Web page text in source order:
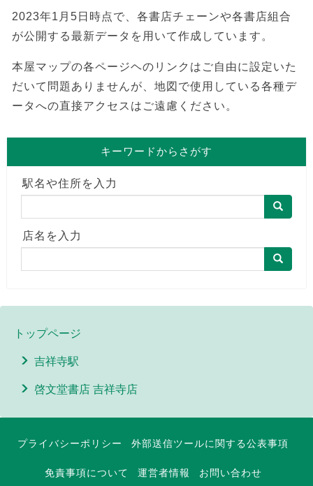
2023年1月5日時点で、各書店チェーンや各書店組合
が公開する最新データを用いて作成しています。
本屋マップの各ページヘのリンクはご自由に設定いた
だいて問題ありませんが、地図で使用している各種デ
ータへの直接アクセスはご遠慮ください。
キーワードからさがす
駅名や住所を入力
店名を入力
トップページ
吉祥寺駅
啓文堂書店 吉祥寺店
プライバシーポリシー 外部送信ツールに関する公表事項
免責事項について 運営者情報 お問い合わせ